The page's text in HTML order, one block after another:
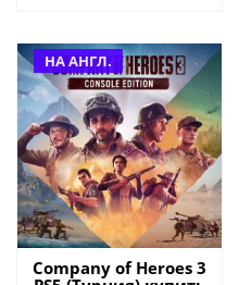
НА АНГЛ.
Company of Heroes 3